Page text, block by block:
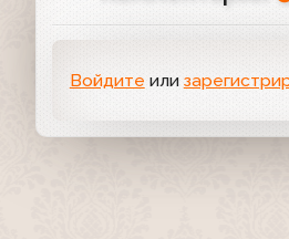
Войдите или